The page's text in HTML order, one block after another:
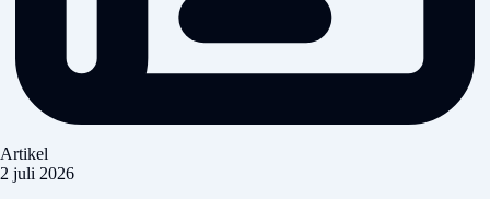
Artikel
2 juli 2026